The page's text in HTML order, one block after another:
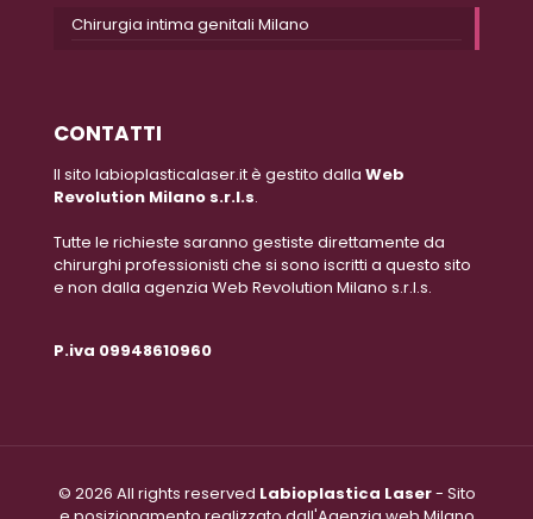
Chirurgia intima genitali Milano
CONTATTI
Il sito labioplasticalaser.it è gestito dalla Web
Revolution Milano s.r.l.s.
Tutte le richieste saranno gestiste direttamente da
chirurghi professionisti che si sono iscritti a questo sito
e non dalla agenzia Web Revolution Milano s.r.l.s.
P.iva 09948610960
© 2026 All rights reserved Labioplastica Laser- Sito